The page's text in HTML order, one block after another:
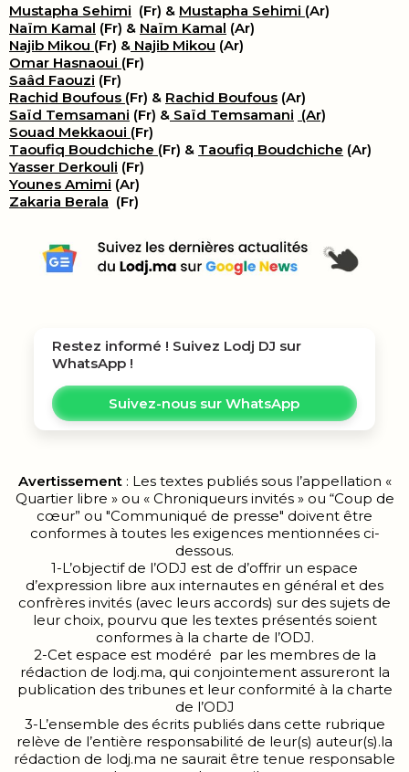
Mustapha Sehimi (Fr) & Mustapha Sehimi (Ar)
Naïm Kamal (Fr) & Naïm Kamal (Ar)
Najib Mikou (Fr) & Najib Mikou (Ar)
Omar Hasnaoui (Fr)
Saâd Faouzi (Fr)
Rachid Boufous (Fr) & Rachid Boufous (Ar)
Saïd Temsamani (Fr) & Saïd Temsamani (Ar)
Souad Mekkaoui (Fr)
Taoufiq Boudchiche (Fr) & Taoufiq Boudchiche (Ar)
Yasser Derkouli (Fr)
Younes Amimi (Ar)
Zakaria Berala (Fr)
Restez informé ! Suivez Lodj DJ sur
WhatsApp !
Suivez-nous sur WhatsApp
Avertissement: Les textes publiés sous l’appellation «
Quartier libre » ou « Chroniqueurs invités » ou “Coup de
cœur” ou "Communiqué de presse" doivent être
conformes à toutes les exigences mentionnées ci-
dessous.
1-L’objectif de l’ODJ est de d’offrir un espace
d’expression libre aux internautes en général et des
confrères invités (avec leurs accords) sur des sujets de
leur choix, pourvu que les textes présentés soient
conformes à la charte de l’ODJ.
2-Cet espace est modéré par les membres de la
rédaction de lodj.ma, qui conjointement assureront la
publication des tribunes et leur conformité à la charte
de l’ODJ
3-L’ensemble des écrits publiés dans cette rubrique
relève de l’entière responsabilité de leur(s) auteur(s).la
rédaction de lodj.ma ne saurait être tenue responsable